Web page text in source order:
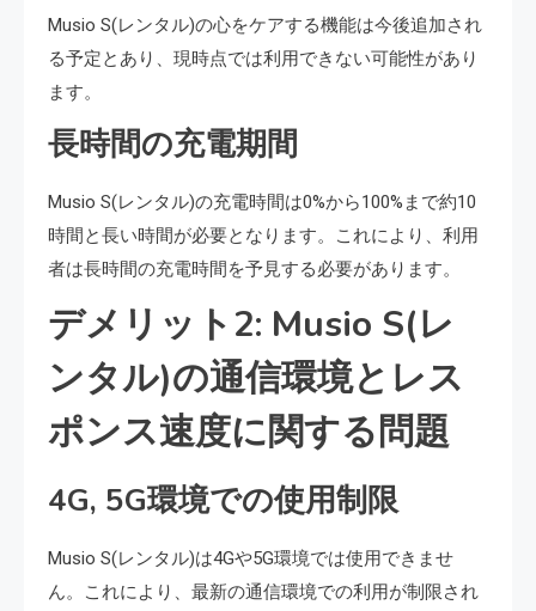
Musio S(レンタル)の心をケアする機能は今後追加され
る予定とあり、現時点では利用できない可能性があり
ます。
長時間の充電期間
Musio S(レンタル)の充電時間は0%から100%まで約10
時間と長い時間が必要となります。これにより、利用
者は長時間の充電時間を予見する必要があります。
デメリット2: Musio S(レ
ンタル)の通信環境とレス
ポンス速度に関する問題
4G, 5G環境での使用制限
Musio S(レンタル)は4Gや5G環境では使用できませ
ん。これにより、最新の通信環境での利用が制限され